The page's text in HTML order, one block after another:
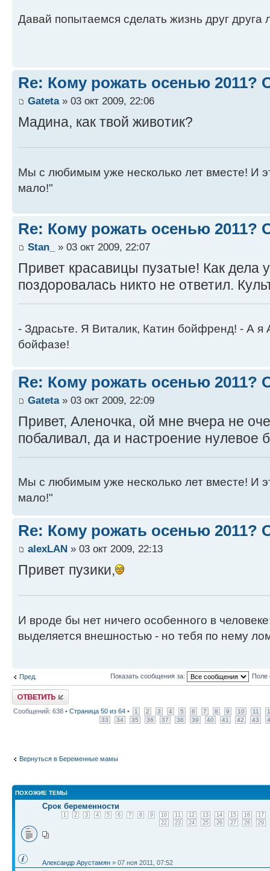
Давай попытаемся сделать жизнь друг друга
Re: Кому рожать осенью 2011?
Gateta» 03 окт 2009, 22:06
Мадина, как твой животик?
Мы с любимым уже несколько лет вместе! И
мало!"
Re: Кому рожать осенью 2011?
Stan_ » 03 окт 2009, 22:07
Привет красавицы пузатые! Как дела
поздоровалась никто не ответил.
- Здрасьте. Я Виталик, Катин бойфренд! - А я
бойфазе!
Re: Кому рожать осенью 2011?
Gateta» 03 окт 2009, 22:09
Привет, Аленочка, ой мне вчера не
побаливал, да и настроение нулевое
Мы с любимым уже несколько лет вместе! И
мало!"
Re: Кому рожать осенью 2011?
alexLAN » 03 окт 2009, 22:13
Привет пузики,
И вроде бы нет ничего особенного в
выделяется внешностью - но тебя по нему
Пред. Показать сообщения за: Поле
Ответить
Сообщений: 638 • Страница 50 из 64 • 1 2 3 4 5 6 7 8 9 10 11
33
34 35 36 37 38 39 40 41 42 43
Вернуться в Беременные мамы
ПОХОЖИЕ ТЕМЫ
Срок беременности
1 2 3 4 5 6 7 8 9 10 11 12 13 14 15 16
17
22
23 24 25 26 27 28 29
Александр Арустамян » 07 ноя 2011, 07:52